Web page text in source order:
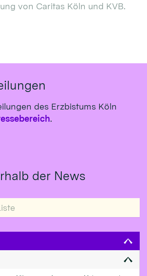
von Caritas Köln und KVB.
des Erzbistums Köln
.
der News